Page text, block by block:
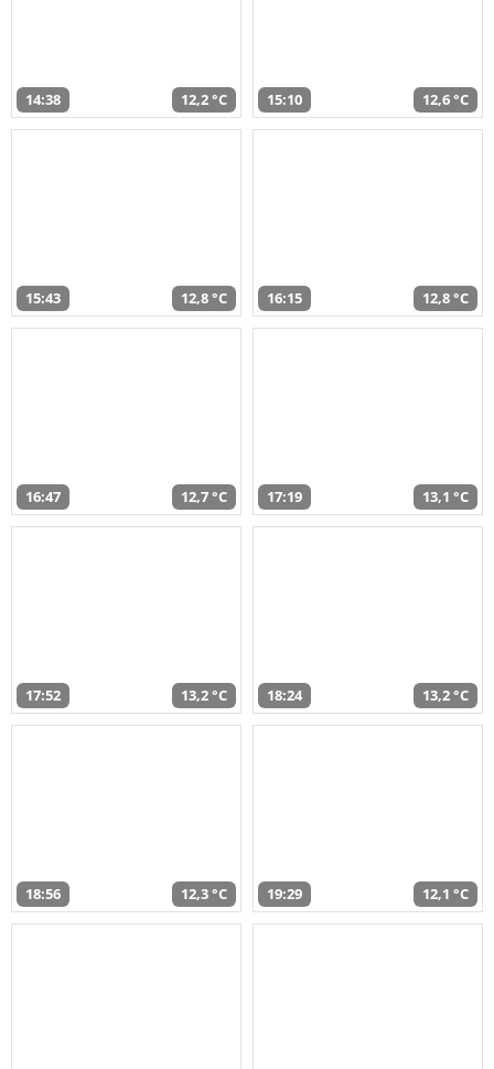
14:38 12,2 °C 15:10 12,6 °C
15:43 12,8 °C 16:15 12,8 °C
16:47 12,7 °C 17:19 13,1 °C
17:52 13,2 °C 18:24 13,2 °C
18:56 12,3 °C 19:29 12,1 °C